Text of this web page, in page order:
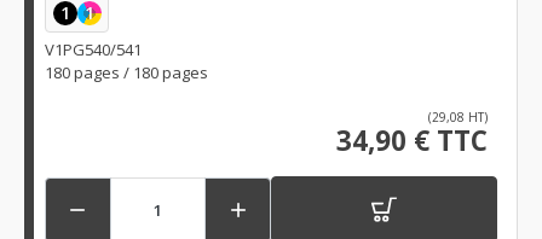
1 1
V1PG540/541
180 pages / 180 pages
(29,08 HT)
34,90 € TTC
 